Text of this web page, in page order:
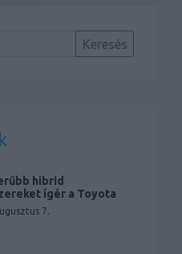
hibrid
ígér a Toyota
7.